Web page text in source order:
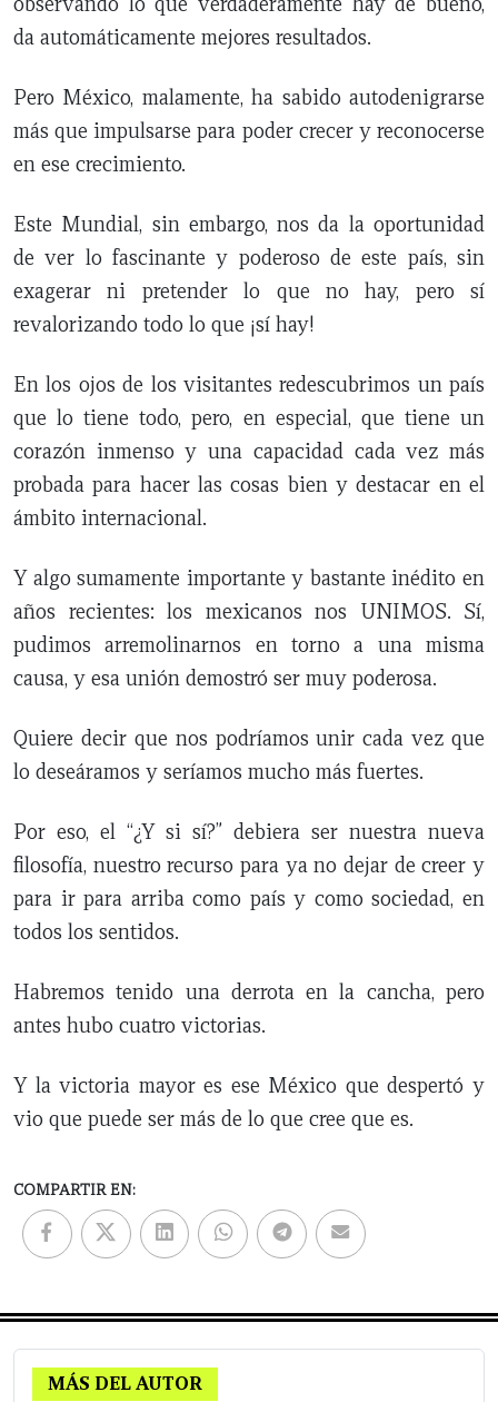
da automáticamente mejores resultados.
Pero México, malamente, ha sabido autodenigrarse
más que impulsarse para poder crecer y reconocerse
en ese crecimiento.
Este Mundial, sin embargo, nos da la oportunidad
de ver lo fascinante y poderoso de este país, sin
exagerar ni pretender lo que no hay, pero sí
revalorizando todo lo que ¡sí hay!
En los ojos de los visitantes redescubrimos un país
que lo tiene todo, pero, en especial, que tiene un
corazón inmenso y una capacidad cada vez más
probada para hacer las cosas bien y destacar en el
ámbito internacional.
Y algo sumamente importante y bastante inédito en
años recientes: los mexicanos nos UNIMOS. Sí,
pudimos arremolinarnos en torno a una misma
causa, y esa unión demostró ser muy poderosa.
Quiere decir que nos podríamos unir cada vez que
lo deseáramos y seríamos mucho más fuertes.
Por eso, el “¿Y si sí?” debiera ser nuestra nueva
filosofía, nuestro recurso para ya no dejar de creer y
para ir para arriba como país y como sociedad, en
todos los sentidos.
Habremos tenido una derrota en la cancha, pero
antes hubo cuatro victorias.
Y la victoria mayor es ese México que despertó y
vio que puede ser más de lo que cree que es.
COMPARTIR EN:
MÁS DEL AUTOR